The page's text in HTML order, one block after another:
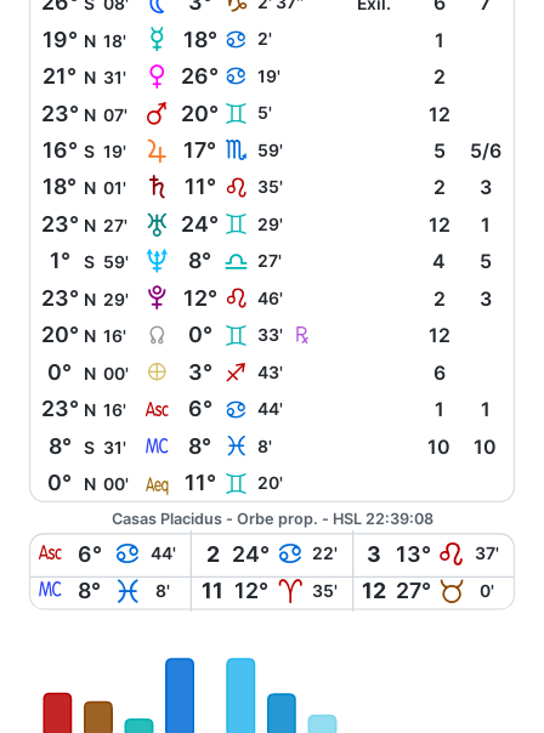
19° N 18' O 18° D 2' 1
21° N 31' P 26° D 19' 2
23° N 07' Q 20° C 5' 12
16° S 19' R 17° H 59' 5 5/6
18° N 01' S 11° E 35' 2 3
23° N 27' T 24° C 29' 12 1
1° S 59' U 8° G 27' 4 5
23° N 29' V 12° E 46' 2 3
20° N 16' Y 0° C 33' Ç 12
0° N 00' È 3° I 43' 6
23° N 16' W 6° D 44' 1 1
8° S 31' X 8° L 8' 10 10
0° N 00' l 11° C 20'
Casas Placidus - Orbe prop. - HSL 22:39:08
W 6° D 44' 2 24° D 22' 3 13° E 37'
X 8° L 8' 11 12° A 35' 12 27° B 0'